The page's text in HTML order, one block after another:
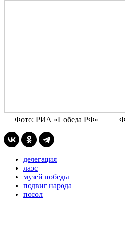
Фото: РИА «Победа РФ»
делегация
лаос
музей победы
подвиг народа
посол